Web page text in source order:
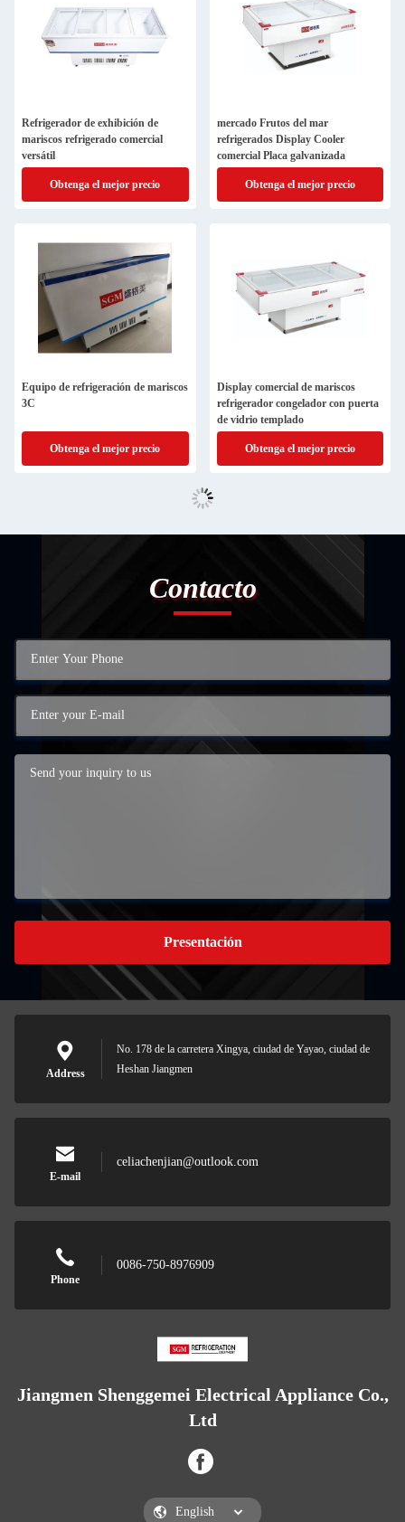
Refrigerador de exhibición de
mariscos refrigerado comercial
versátil
Obtenga el mejor precio
mercado Frutos del mar
refrigerados Display Cooler
comercial Placa galvanizada
Obtenga el mejor precio
Equipo de refrigeración de mariscos
3C
Obtenga el mejor precio
Display comercial de mariscos
refrigerador congelador con puerta
de vidrio templado
Obtenga el mejor precio
Contacto
Presentación
Address
No. 178 de la carretera Xingya, ciudad de Yayao, ciudad de
Heshan Jiangmen
E-mail
celiachenjian@outlook.com
Phone
0086-750-8976909
Jiangmen Shenggemei Electrical Appliance Co.,
Ltd